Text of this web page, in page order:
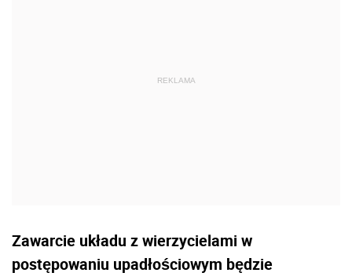
Zawarcie układu z wierzycielami w
postępowaniu upadłościowym będzie